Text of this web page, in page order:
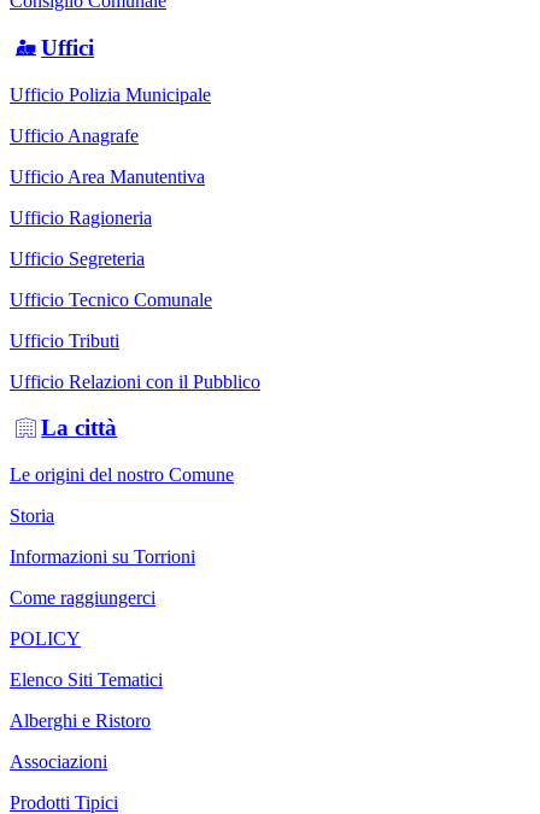
Uffici
Ufficio Polizia Municipale
Ufficio Anagrafe
Ufficio Area Manutentiva
Ufficio Ragioneria
Ufficio Segreteria
Ufficio Tecnico Comunale
Ufficio Tributi
Ufficio Relazioni con il Pubblico
La città
Le origini del nostro Comune
Storia
Informazioni su Torrioni
Come raggiungerci
POLICY
Elenco Siti Tematici
Alberghi e Ristoro
Associazioni
Prodotti Tipici